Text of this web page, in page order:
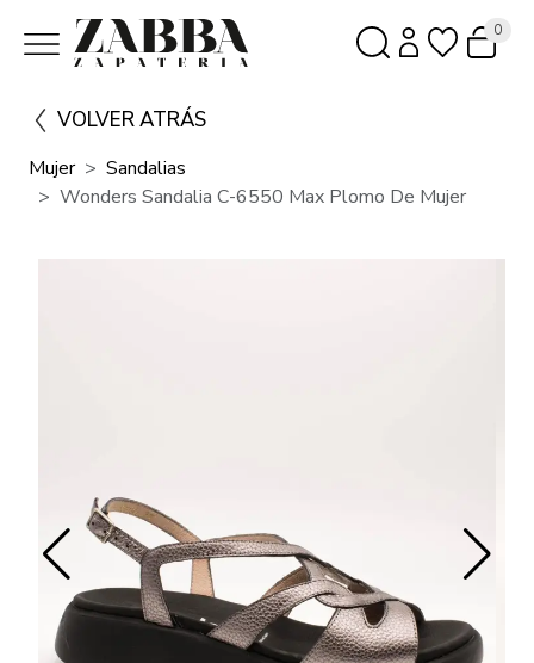
0
VOLVER ATRÁS
Mujer
Sandalias
Wonders Sandalia C-6550 Max Plomo De Mujer